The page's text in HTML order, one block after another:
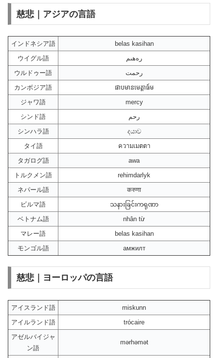
慈悲｜アジアの言語
インドネシア語
belas kasihan
ウイグル語
رەھىم
ウルドゥー語
رحمت
カンボジア語
ផាបមានមេត្ដាធ៍ម
ジャワ語
mercy
シンド語
رحم
シンハラ語
දයාව
タイ語
ความเมตตา
タガログ語
awa
トルクメン語
rehimdarlyk
ネパール語
करुणा
ビルマ語
သနားခြင်းကရုဏာ
ベトナム語
nhân từ
マレー語
belas kasihan
モンゴル語
амжилт
慈悲｜ヨーロッパの言語
アイスランド語
miskunn
アイルランド語
trócaire
アゼルバイジャ
ン語
mərhəmət